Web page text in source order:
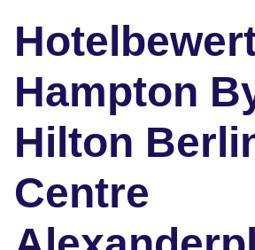
Hampton
Hilton
Centre